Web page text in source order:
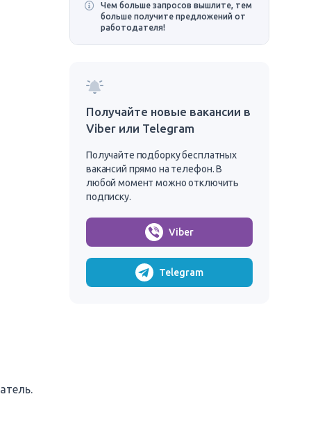
Чем больше запросов вышлите, тем
больше получите предложений от
работодателя!
Получайте новые вакансии в
Viber или Telegram
Получайте подборку бесплатных
вакансий прямо на телефон. В
любой момент можно отключить
подписку.
Viber
Telegram